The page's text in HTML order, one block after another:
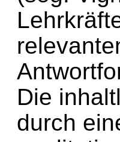
Die
durch